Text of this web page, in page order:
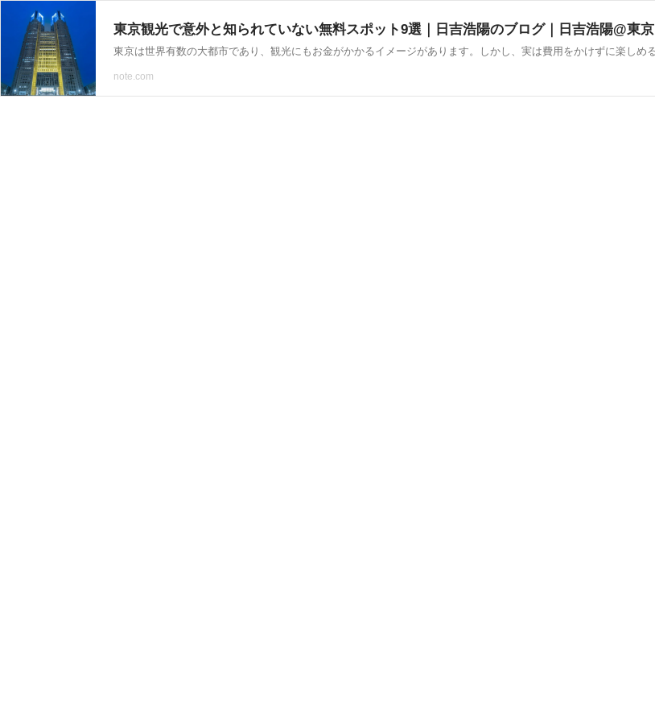
東京観光で意外と知られていない無料スポット9選｜日吉浩陽のブログ｜日吉浩陽@東京
note.com